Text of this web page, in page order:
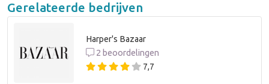
Gerelateerde bedrijven
Harper's Bazaar
2 beoordelingen
7,7